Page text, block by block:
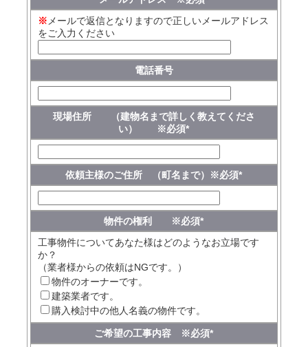
※メールで返信となりますので正しいメールアドレス
をご入力ください
電話番号
現場住所 （建物名まで詳しく教えてくださ
い） ※必須*
依頼主様のご住所 （町名まで）※必須*
物件の権利 ※必須*
工事物件についてあなた様はどのようなお立場です
か？
（業者様からの依頼はNGです。）
物件のオーナーです。
建築業者です。
購入検討中の他人名義の物件です。
ご希望の工事内容 ※必須*